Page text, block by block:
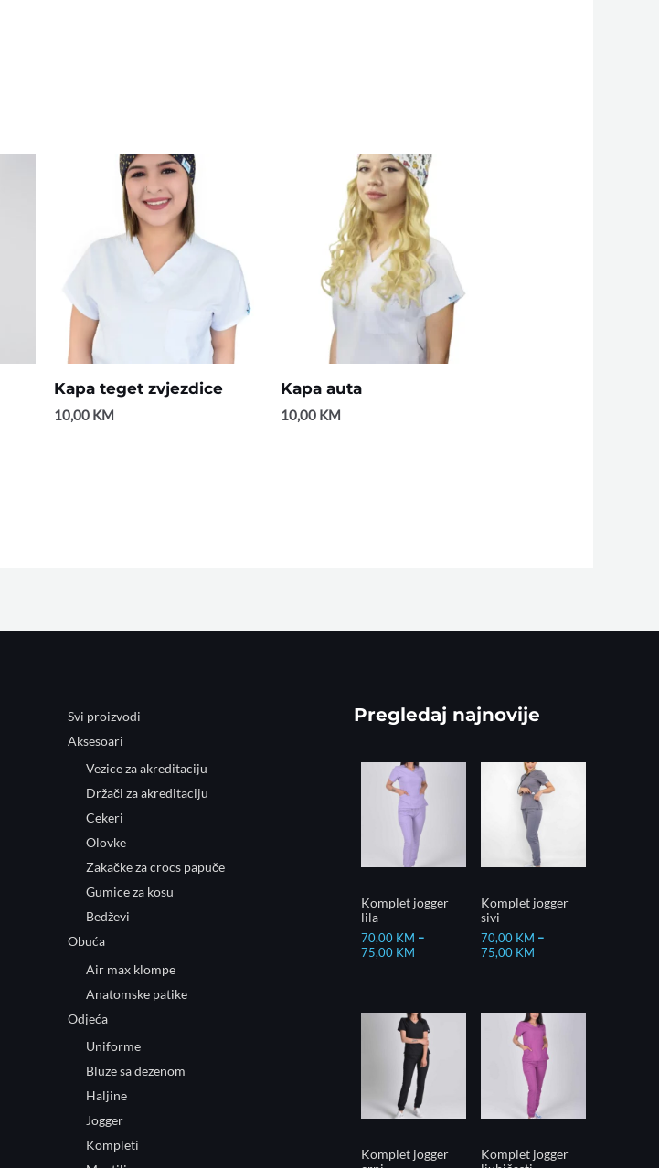
Kapa teget zvjezdice
10,00 KM
Kapa auta
10,00 KM
Svi proizvodi
Aksesoari
Vezice za akreditaciju
Držači za akreditaciju
Cekeri
Olovke
Zakačke za crocs papuče
Gumice za kosu
Bedževi
Obuća
Air max klompe
Anatomske patike
Odjeća
Uniforme
Bluze sa dezenom
Haljine
Jogger
Kompleti
Pregledaj najnovije
Komplet jogger
lila
70,00 KM –
75,00 KM
Komplet jogger
sivi
70,00 KM –
75,00 KM
Komplet jogger
Komplet jogger